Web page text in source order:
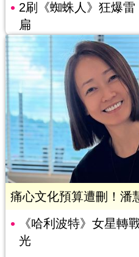
2刷《蜘蛛人》狂爆
扁
痛心文化預算遭刪！潘
《哈利波特》女星
光